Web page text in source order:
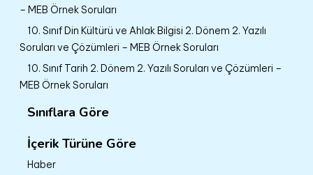
– MEB Örnek Soruları
10. Sınıf Din Kültürü ve Ahlak Bilgisi 2. Dönem 2. Yazılı
Soruları ve Çözümleri – MEB Örnek Soruları
10. Sınıf Tarih 2. Dönem 2. Yazılı Soruları ve Çözümleri –
MEB Örnek Soruları
Sınıflara Göre
İçerik Türüne Göre
Haber